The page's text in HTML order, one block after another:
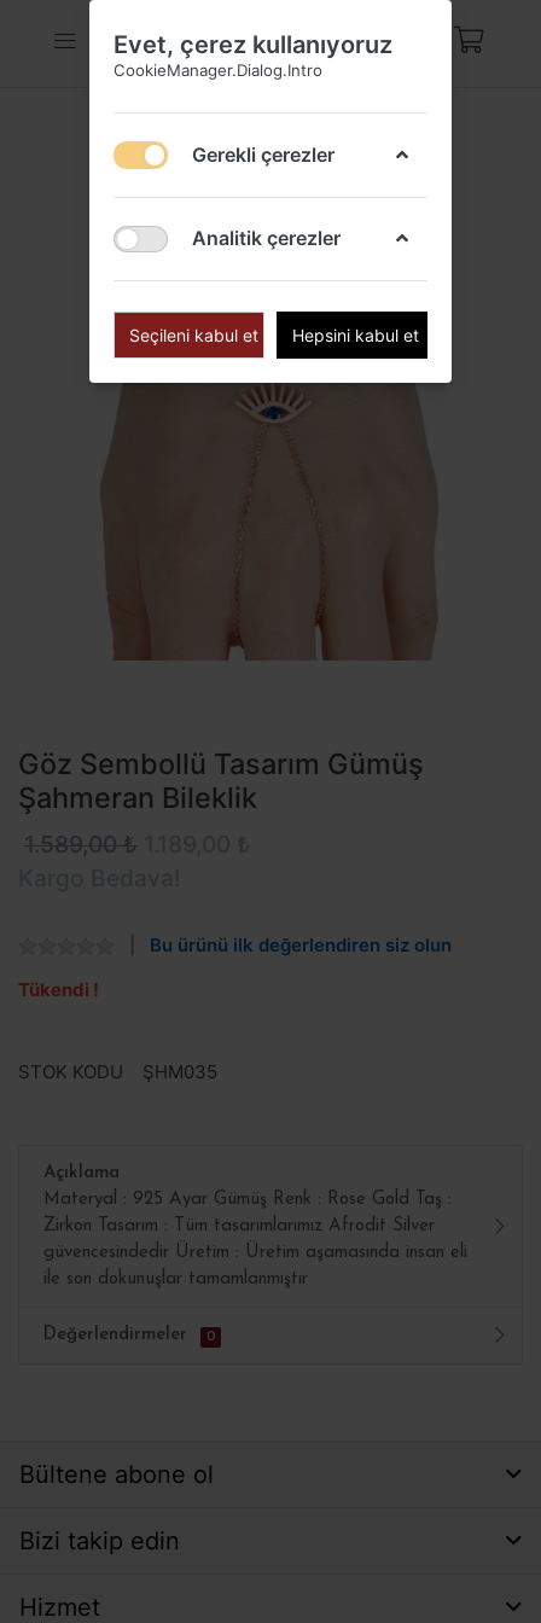
Göz Sembollü Tasarım Gümüş
Şahmeran Bileklik
1.589,00 ₺
Bu ürünü ilk değerlendiren siz olun
Tükendi !
STOK KODU ŞHM035
Açıklama
Materyal : 925 Ayar Gümüş Renk : Rose Gold Taş :
Zirkon Tasarım : Tüm tasarımlarımız Afrodit Silver
güvencesindedir Üretim : Üretim aşamasında insan eli
ile son dokunuşlar tamamlanmıştır
Değerlendirmeler 0
Bültene abone ol
Bizi takip edin
Hizmet
Evet, çerez kullanıyoruz
CookieManager.Dialog.Intro
Gerekli çerezler
Analitik çerezler
Seçileni kabul et Hepsini kabul et